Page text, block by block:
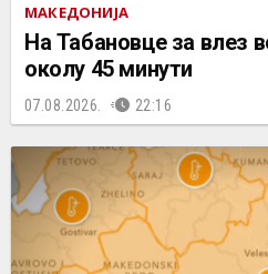
МАКЕДОНИЈА
На Табановце за влез
околу 45 минути
07.08.2026. 22:16